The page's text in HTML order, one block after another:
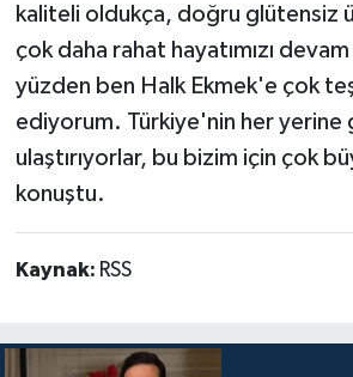
kaliteli oldukça, doğru glütensiz
çok daha rahat hayatımızı
yüzden ben Halk Ekmek'e çok
ediyorum. Türkiye'nin her yerine
ulaştırıyorlar, bu bizim için çok
konuştu.
Kaynak: RSS